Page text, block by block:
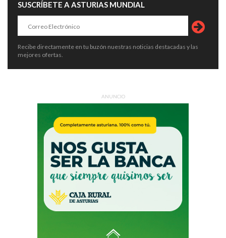
SUSCRÍBETE A ASTURIAS MUNDIAL
Recibe directamente en tu buzón nuestras noticias destacadas y las
mejores ofertas.
ANUNCIO